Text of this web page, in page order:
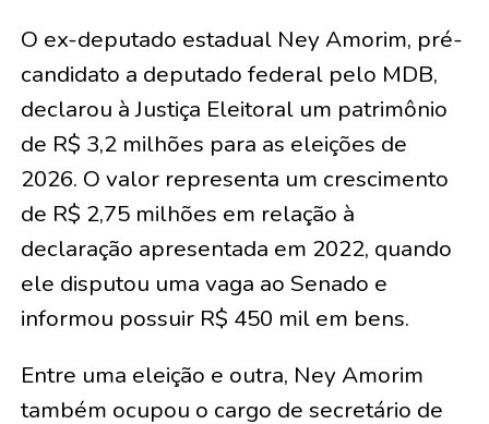
O ex-deputado estadual Ney Amorim, pré-
candidato a deputado federal pelo MDB,
declarou à Justiça Eleitoral um patrimônio
de R$ 3,2 milhões para as eleições de
2026. O valor representa um crescimento
de R$ 2,75 milhões em relação à
declaração apresentada em 2022, quando
ele disputou uma vaga ao Senado e
informou possuir R$ 450 mil em bens.
Entre uma eleição e outra, Ney Amorim
também ocupou o cargo de secretário de